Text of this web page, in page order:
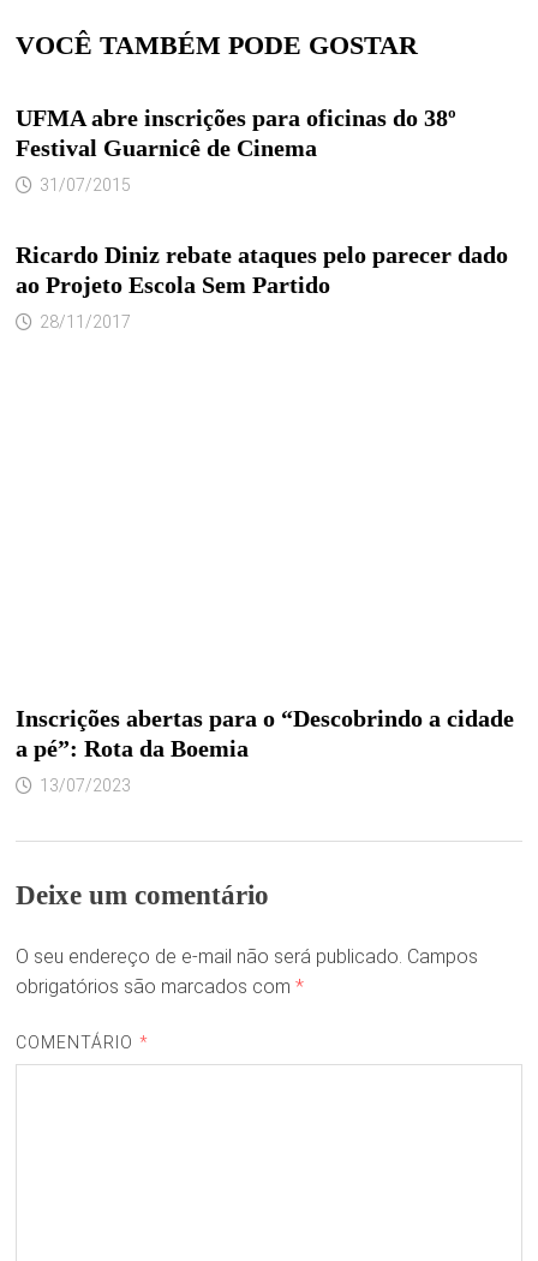
VOCÊ TAMBÉM PODE GOSTAR
UFMA abre inscrições para oficinas do 38º
Festival Guarnicê de Cinema
31/07/2015
Ricardo Diniz rebate ataques pelo parecer dado
ao Projeto Escola Sem Partido
28/11/2017
Inscrições abertas para o “Descobrindo a cidade
a pé”: Rota da Boemia
13/07/2023
Deixe um comentário
O seu endereço de e-mail não será publicado. Campos
obrigatórios são marcados com *
COMENTÁRIO *